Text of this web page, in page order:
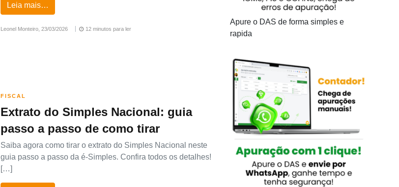
Leia mais…
Leonel Monteiro,23/03/2026 12 minutos para ler
FISCAL
Extrato do Simples Nacional: guia
passo a passo de como tirar
Saiba agora como tirar o extrato do Simples Nacional neste
guia passo a passo da é-Simples. Confira todos os detalhes!
[…]
Apure o DAS de forma simples e
rapida